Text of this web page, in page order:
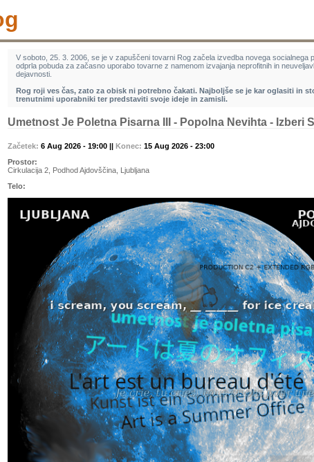
V soboto, 25. 3. 2006, se je v zapuščeni tovarni Rog začela izvedba novega socialnega
odprla pobuda za začasno uporabo tovarne z namenom izvajanja neprofitnih in
dejavnosti.
Rog roji ves čas, zato za obisk ni potrebno čakati. Najboljše se je kar oglasiti in
trenutnimi uporabniki ter predstaviti svoje ideje in zamisli.
Umetnost Je Poletna Pisarna III - Popolna Nevihta - Izberi
Začetek: 6 Aug 2026 - 19:00 || Konec: 15 Aug 2026 - 23:00
Prostor:
Cirkulacija 2, Podhod Ajdovščina, Ljubljana
Telo: